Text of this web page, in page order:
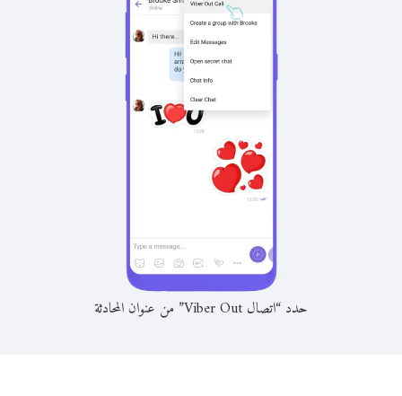
حدد “اتصال Viber Out” من عنوان المحادثة